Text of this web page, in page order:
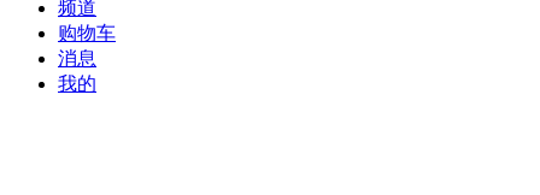
频道
购物车
消息
我的